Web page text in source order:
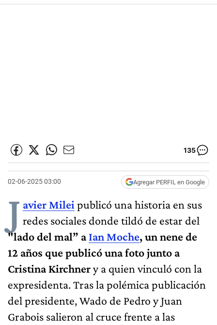
135
02-06-2025 03:00 Agregar PERFIL en Google
J avier Milei publicó una historia en sus
redes sociales donde tildó de estar del
"lado del mal” aIan Moche, un nene de
12 años que publicó una foto junto a
Cristina Kirchnery a quien vinculó con la
expresidenta. Tras la polémica publicación
del presidente, Wado de Pedro y Juan
Grabois salieron al cruce frente a las